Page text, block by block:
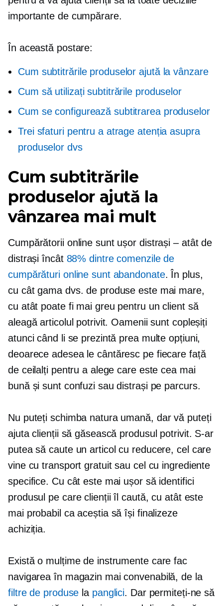
importante de cumpărare.
În această postare:
Cum subtitrările produselor ajută la vânzare
Cum să utilizați subtitrările produselor
Cum se configurează subtitrarea produselor
Trei sfaturi pentru a atrage atenția asupra
produselor dvs
Cum subtitrările
produselor ajută la
vânzarea mai mult
Cumpărătorii online sunt ușor distrași – atât de
distrași încât 88% dintre comenzile de
cumpărături online sunt abandonate. În plus,
cu cât gama dvs. de produse este mai mare,
cu atât poate fi mai greu pentru un client să
aleagă articolul potrivit. Oamenii sunt copleșiți
atunci când li se prezintă prea multe opțiuni,
deoarece adesea le cântăresc pe fiecare față
de ceilalți pentru a alege care este cea mai
bună și sunt confuzi sau distrași pe parcurs.
Nu puteți schimba natura umană, dar vă puteți
ajuta clienții să găsească produsul potrivit. S-ar
putea să caute un articol cu ​​reducere, cel care
vine cu transport gratuit sau cel cu ingrediente
specifice. Cu cât este mai ușor să identifici
produsul pe care clienții îl caută, cu atât este
mai probabil ca aceștia să își finalizeze
achiziția.
Există o mulțime de instrumente care fac
navigarea în magazin mai convenabilă, de la
filtre de produse la panglici. Dar permiteți-ne să